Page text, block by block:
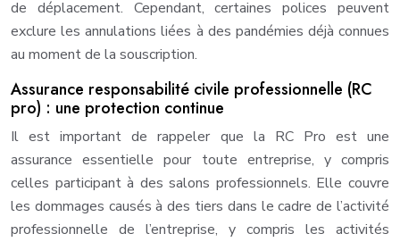
de déplacement. Cependant, certaines polices peuvent
exclure les annulations liées à des pandémies déjà connues
au moment de la souscription.
Assurance responsabilité civile professionnelle (RC
pro) : une protection continue
Il est important de rappeler que la RC Pro est une
assurance essentielle pour toute entreprise, y compris
celles participant à des salons professionnels. Elle couvre
les dommages causés à des tiers dans le cadre de l’activité
professionnelle de l’entreprise, y compris les activités